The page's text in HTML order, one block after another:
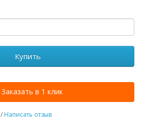
Купить
Заказать в 1 клик
/ Написать отзыв